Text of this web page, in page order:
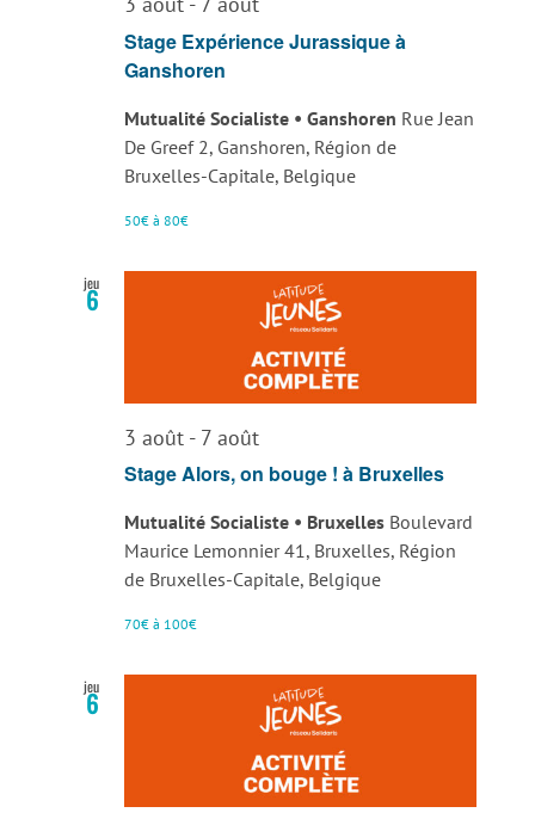
Stage Expérience Jurassique à
Ganshoren
Mutualité Socialiste • Ganshoren Rue Jean
De Greef 2, Ganshoren, Région de
Bruxelles-Capitale, Belgique
50€ à 80€
jeu
6
3 août- 7 août
Stage Alors, on bouge ! à Bruxelles
Mutualité Socialiste • Bruxelles Boulevard
Maurice Lemonnier 41, Bruxelles, Région
de Bruxelles-Capitale, Belgique
70€ à 100€
jeu
6